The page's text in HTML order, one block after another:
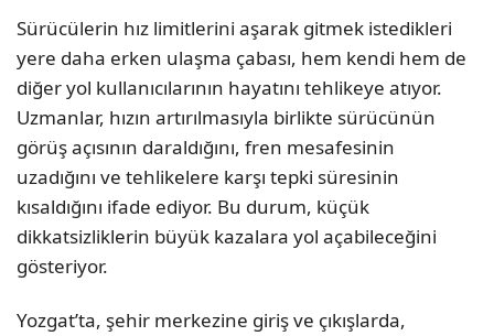
Sürücülerin hız limitlerini aşarak gitmek istedikleri
yere daha erken ulaşma çabası, hem kendi hem de
diğer yol kullanıcılarının hayatını tehlikeye atıyor.
Uzmanlar, hızın artırılmasıyla birlikte sürücünün
görüş açısının daraldığını, fren mesafesinin
uzadığını ve tehlikelere karşı tepki süresinin
kısaldığını ifade ediyor. Bu durum, küçük
dikkatsizliklerin büyük kazalara yol açabileceğini
gösteriyor.
Yozgat’ta, şehir merkezine giriş ve çıkışlarda,